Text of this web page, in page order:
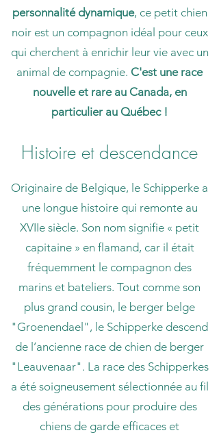
personnalité dynamique, ce petit chien
noir est un compagnon idéal pour ceux
qui cherchent à enrichir leur vie avec un
animal de compagnie. C'est une race
nouvelle et rare au Canada, en
particulier au Québec !
Histoire et descendance
Originaire de Belgique, le Schipperke a
une longue histoire qui remonte au
XVIIe siècle. Son nom signifie « petit
capitaine » en flamand, car il était
fréquemment le compagnon des
marins et bateliers. Tout comme son
plus grand cousin, le berger belge
"Groenendael", le Schipperke descend
de l’ancienne race de chien de berger
"Leauvenaar". La race des Schipperkes
a été soigneusement sélectionnée au fil
des générations pour produire des
chiens de garde efficaces et